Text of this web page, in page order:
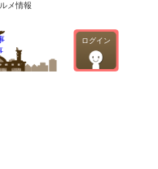
メ情報
ログイン